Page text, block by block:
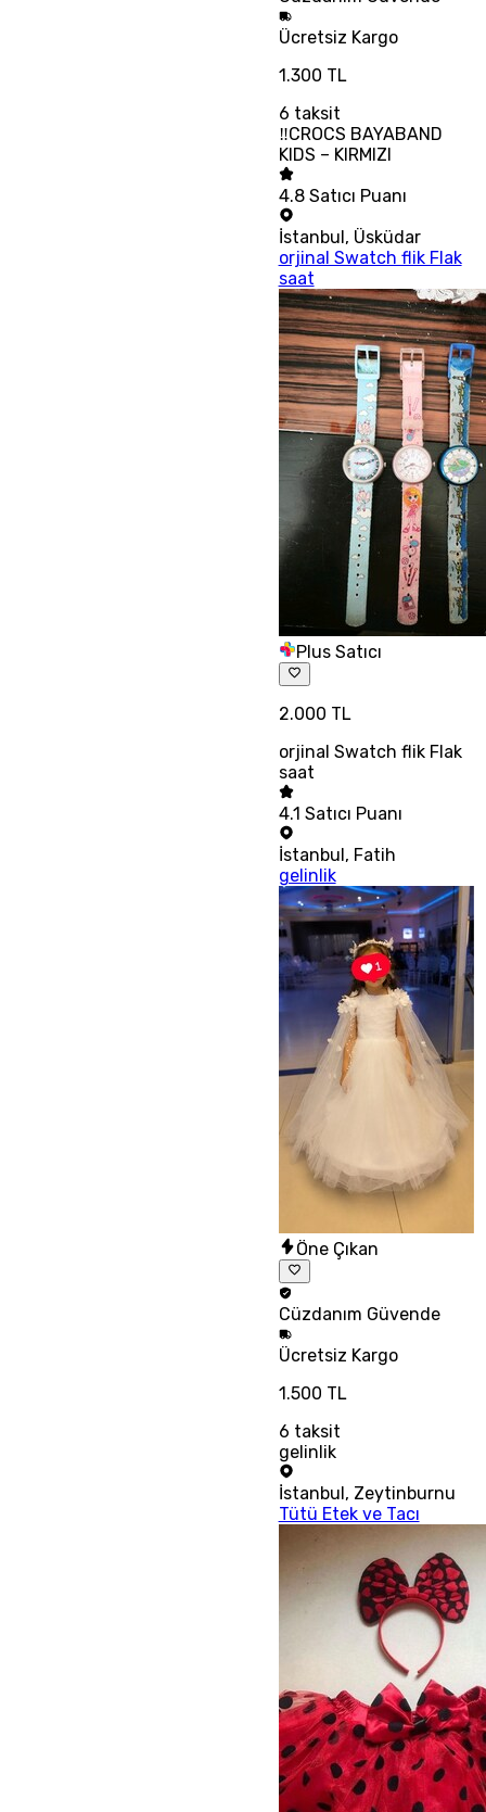
Ücretsiz Kargo
1.300 TL
6 taksit
‼CROCS BAYABAND
KIDS – KIRMIZI
4.8 Satıcı Puanı
İstanbul, Üsküdar
orjinal Swatch flik Flak
saat
Plus Satıcı
2.000 TL
orjinal Swatch flik Flak
saat
4.1 Satıcı Puanı
İstanbul, Fatih
gelinlik
Öne Çıkan
Cüzdanım Güvende
Ücretsiz Kargo
1.500 TL
6 taksit
gelinlik
İstanbul , Zeytinburnu
Tütü Etek ve Tacı